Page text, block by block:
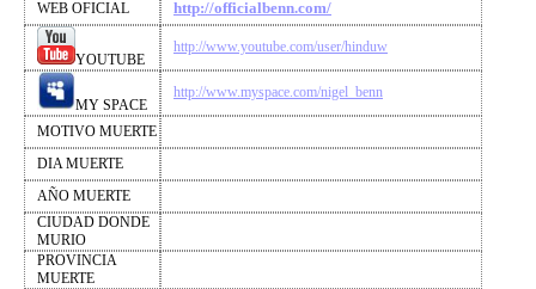
WEB OFICIAL
http://officialbenn.com/
YOUTUBE
http://www.youtube.com/user/hinduw
MY SPACE
http://www.myspace.com/nigel_benn
MOTIVO MUERTE
DIA MUERTE
AÑO MUERTE
CIUDAD DONDE
MURIO
PROVINCIA
MUERTE